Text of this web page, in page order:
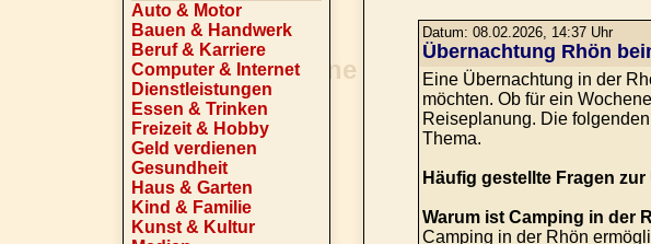
Auto & Motor
Bauen & Handwerk
Beruf & Karriere
Computer & Internet
Dienstleistungen
Essen & Trinken
Freizeit & Hobby
Geld verdienen
Gesundheit
Haus & Garten
Kind & Familie
Kunst & Kultur
Datum: 08.02.2026, 14:37 Uhr
Übernachtung Rhön
Eine Übernachtung in der
möchten. Ob für ein
Reiseplanung. Die
Thema.
Häufig gestellte Fragen
Warum ist Camping in der
Camping in der Rhön